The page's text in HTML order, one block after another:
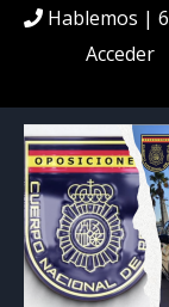
Hablemos |
Acceder